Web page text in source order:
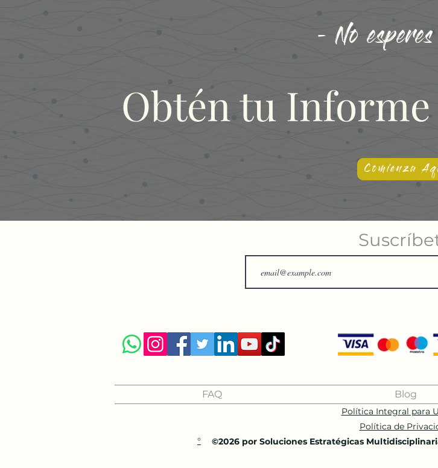
- No
Obtén tu
Comienza
FAQ Blog
Política Integral para
Política de
©2026 por Soluciones Estratégicas
°